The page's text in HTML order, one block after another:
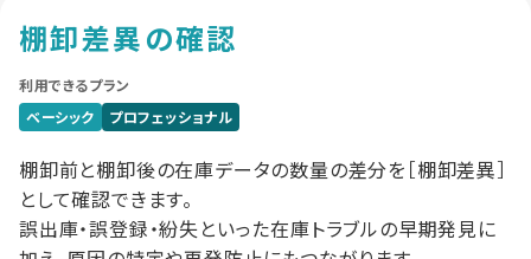
棚卸差異の確認
利用できるプラン
ベーシック
プロフェッショナル
棚卸前と棚卸後の在庫データの数量の差分を［棚卸差異］
として確認できます。
誤出庫・誤登録・紛失といった在庫トラブルの早期発見に